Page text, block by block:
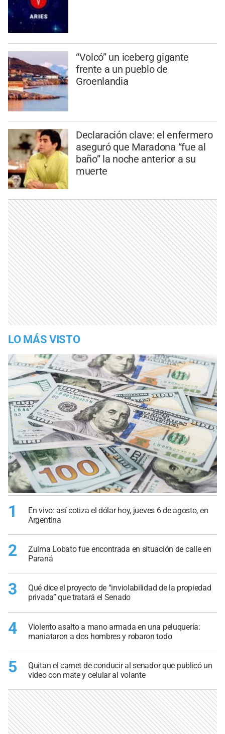
“Volcó” un iceberg gigante
frente a un pueblo de
Groenlandia
Declaración clave: el enfermero
aseguró que Maradona “fue al
baño” la noche anterior a su
muerte
LO MÁS VISTO
1
En vivo: así cotiza el dólar hoy, jueves 6 de agosto, en
Argentina
2
Zulma Lobato fue encontrada en situación de calle en
Paraná
3
Qué dice el proyecto de “inviolabilidad de la propiedad
privada” que tratará el Senado
4
Violento asalto a mano armada en una peluquería:
maniataron a dos hombres y robaron todo
5
Quitan el carnet de conducir al senador que publicó un
video con mate y celular al volante